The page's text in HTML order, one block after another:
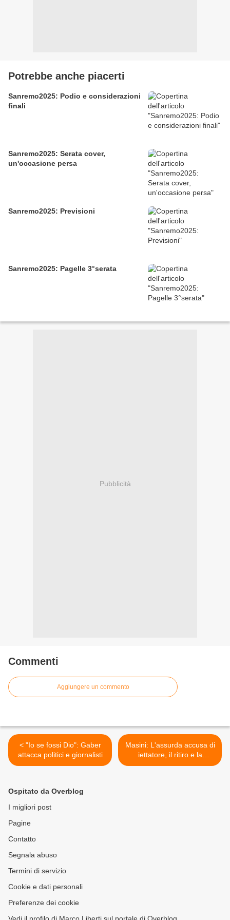
Potrebbe anche piacerti
Sanremo2025: Podio e considerazioni
finali
Sanremo2025: Serata cover,
un'occasione persa
Sanremo2025: Previsioni
Sanremo2025: Pagelle 3°serata
Pubblicità
Commenti
Aggiungere un commento
< "Io se fossi Dio": Gaber
attacca politici e giornalisti
Masini: L'assurda accusa di
iettatore, il ritiro e la
denuncia da Celentano >
Ospitato da Overblog
I migliori post
Pagine
Contatto
Segnala abuso
Termini di servizio
Cookie e dati personali
Preferenze dei cookie